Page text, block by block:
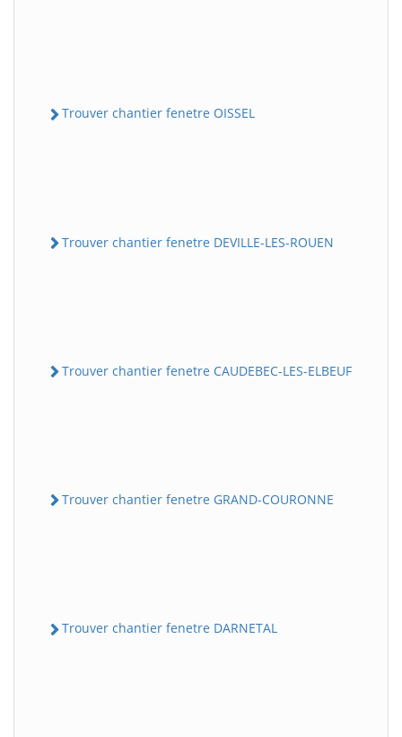
Trouver chantier fenetre OISSEL
Trouver chantier fenetre DEVILLE-LES-ROUEN
Trouver chantier fenetre CAUDEBEC-LES-ELBEUF
Trouver chantier fenetre GRAND-COURONNE
Trouver chantier fenetre DARNETAL